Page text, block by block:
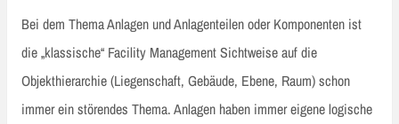
Bei dem Thema Anlagen und Anlagenteilen oder Komponenten ist
die „klassische“ Facility Management Sichtweise auf die
Objekthierarchie (Liegenschaft, Gebäude, Ebene, Raum) schon
immer ein störendes Thema. Anlagen haben immer eigene logische